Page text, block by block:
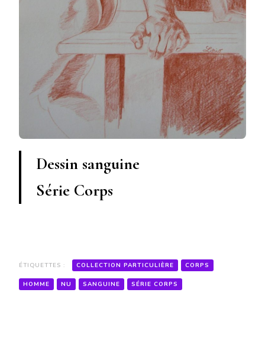
Dessin sanguine
Série Corps
ÉTIQUETTES : COLLECTION PARTICULIÈRE CORPS
HOMME NU SANGUINE SÉRIE CORPS